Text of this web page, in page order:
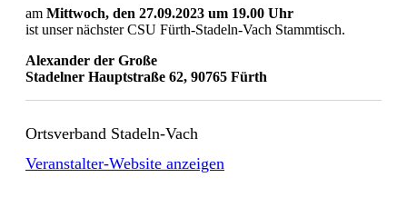
am Mittwoch, den 27.09.2023 um 19.00 Uhr
ist unser nächster CSU Fürth-Stadeln-Vach Stammtisch.
Alexander der Große
Stadelner Hauptstraße 62, 90765 Fürth
Ortsverband Stadeln-Vach
Veranstalter-Website anzeigen